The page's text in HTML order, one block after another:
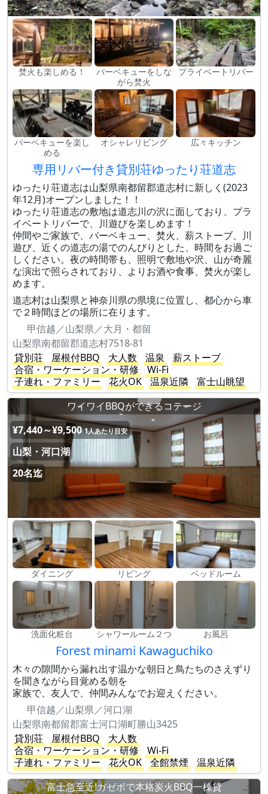
焚火も楽しめる！
バーベキューをしな
がら焚火
プライベートリバー
バーベキューを楽し
める
オシャレリビング 広々キッチン
専用リバー付き貸別荘ゆったり荘道志
ゆったり荘道志は山梨県南都留郡道志村に新しく(2023
年12月)オープンしました！！
ゆったり荘道志の敷地は道志川の沢に面しており、プラ
イベートリバーで、川遊びを楽しめます！
仲間やご家族で、バーベキュー、焚火、薪ストーブ、川
遊び、近くの道志の湯でのんびりとした、時間をお過ご
しください。夜の時間帯も、照明で敷地や沢、山が奇麗
な演出で照らされており、よりお酒や食事、焚火が楽し
めます。
道志村は山梨県と神奈川県の県境に位置し、都心から車
で２時間ほどの場所に在ります。
甲信越／山梨県／大月・都留
山梨県南都留郡道志村7518-81
貸別荘
屋根付BBQ 大人数 温泉
薪ストーブ
合宿・ワーケーション・研修
Wi-Fi
子連れ・ファミリー
花火OK 温泉近隣
富士山眺望
ワイワイBBQができるコテージ
¥7,440～¥9,500 1人あたり目安
山梨・河口湖
20名迄
ダイニング リビング ベッドルーム
洗面化粧台 シャワールーム２つ お風呂
Forest minami Kawaguchiko
木々の隙間から漏れ出す温かな朝日と鳥たちのさえずり
を聞きながら目覚める朝を
家族で、友人で、仲間みんなでお迎えください。
甲信越／山梨県／河口湖
山梨県南都留郡富士河口湖町勝山3425
貸別荘
屋根付BBQ
大人数
合宿・ワーケーション・研修
Wi-Fi
子連れ・ファミリー
花火OK 全館禁煙
温泉近隣
富士急至近!ガゼボで本格炭火BBQ一棟貸